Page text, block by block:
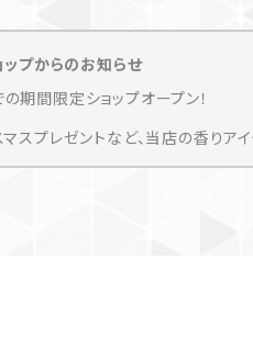
ップからのお知らせ
期間限定ショップオープン！
プレゼントなど、当店の香りア